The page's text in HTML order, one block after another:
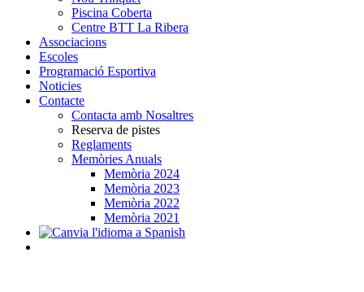
Piscina Coberta
Centre BTT La Ribera
Associacions
Escoles
Programació Esportiva
Noticies
Contacte
Contacta amb Nosaltres
Reserva de pistes
Reglaments
Memòries Anuals
Memòria 2024
Memòria 2023
Memòria 2022
Memòria 2021